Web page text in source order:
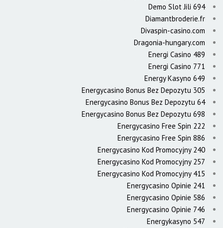
Demo Slot Jili 694
Diamantbroderie.fr
Divaspin-casino.com
Dragonia-hungary.com
Energi Casino 489
Energi Casino 771
Energy Kasyno 649
Energycasino Bonus Bez Depozytu 305
Energycasino Bonus Bez Depozytu 64
Energycasino Bonus Bez Depozytu 698
Energycasino Free Spin 222
Energycasino Free Spin 886
Energycasino Kod Promocyjny 240
Energycasino Kod Promocyjny 257
Energycasino Kod Promocyjny 415
Energycasino Opinie 241
Energycasino Opinie 586
Energycasino Opinie 746
Energykasyno 547